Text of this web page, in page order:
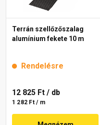
Terrán szellőzőszalag
alumínium fekete 10 m
Rendelésre
12 825 Ft / db
1 282 Ft / m